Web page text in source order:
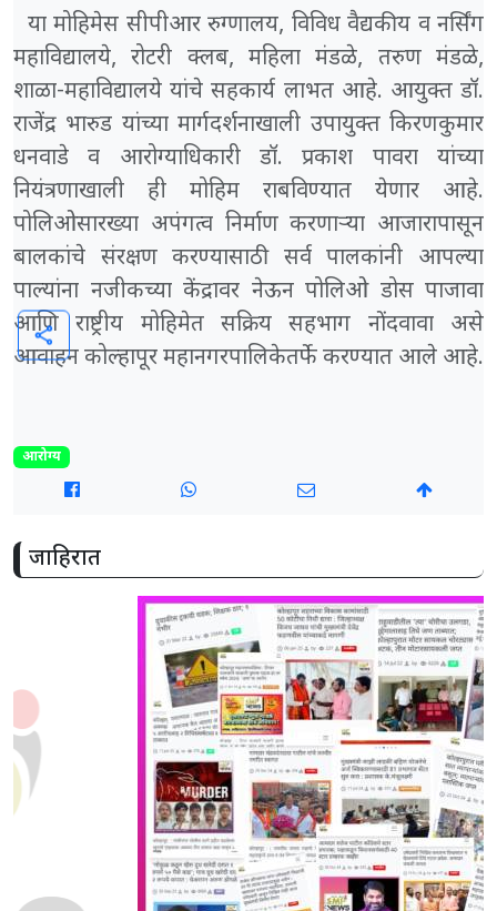
या मोहिमेस सीपीआर रुग्णालय, विविध वैद्यकीय व नर्सिंग
महाविद्यालये, रोटरी क्लब, महिला मंडळे, तरुण मंडळे,
शाळा-महाविद्यालये यांचे सहकार्य लाभत आहे. आयुक्त डॉ.
राजेंद्र भारुड यांच्या मार्गदर्शनाखाली उपायुक्त किरणकुमार
धनवाडे व आरोग्याधिकारी डॉ. प्रकाश पावरा यांच्या
नियंत्रणाखाली ही मोहिम राबविण्यात येणार आहे.
पोलिओसारख्या अपंगत्व निर्माण करणाऱ्या आजारापासून
बालकांचे संरक्षण करण्यासाठी सर्व पालकांनी आपल्या
पाल्यांना नजीकच्या केंद्रावर नेऊन पोलिओ डोस पाजावा
आणि राष्ट्रीय मोहिमेत सक्रिय सहभाग नोंदवावा असे
आवाहन कोल्हापूर महानगरपालिकेतर्फे करण्यात आले आहे.
आरोग्य
जाहिरात
share